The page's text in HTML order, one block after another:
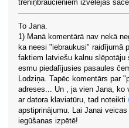
treniņbraucieniem izvēlējās
To Jana.
1) Manā komentārā nav nekā
ka neesi "iebraukusi" raidījumā
faktiem latviešu kalnu slēpotāju
esmu piedalījusies pasaules
Lodziņa. Tapēc komentārs par
adreses... Un , ja vien Jana, ko
ar datora klaviatūru, tad noteikti
apstiprinājumu. Lai Janai
iegūšanas izpētē!